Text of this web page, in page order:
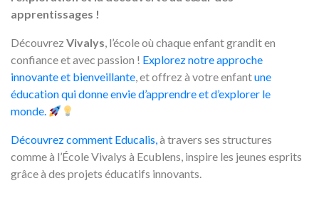
apprentissages !
Découvrez Vivalys, l’école où chaque enfant grandit en
confiance et avec passion ! Explorez notre approche
innovante et bienveillante, et offrez à votre enfantune
éducation qui donne envie d’apprendre et d’explorer le
monde.
Découvrez comment Educalis,à travers ses structures
comme à l’École Vivalys à Ecublens, inspire les jeunes esprits
grâce à des projets éducatifs innovants.